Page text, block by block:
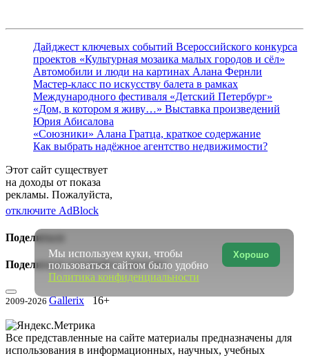
Дайджест ключевых событий Всероссийского конкурса
проектов «Культурная мозаика малых городов и сёл»
Автомобили и люди на картинах Алана Фернли
Мастер-класс по искусству балета в рамках
Международного фестиваля «Детский Петербург»
«Дом, в котором я живу…» Выставка произведений
Юрия Абисалова
«Союзники» Алана Гратца, краткое содержание
Как выбрать надёжное агентство недвижимости?
Этот сайт существует
на доходы от показа
рекламы. Пожалуйста,
отключите AdBlock
Поделиться
Поделиться ссылкой в соцсетях:
2009-2026 Gallerix 16+
Все представленные на сайте материалы предназначены для
использования в информационных, научных, учебных
Хорошо
Мы используем куки, чтобы
пользоваться сайтом было удобно
Политика конфиденциальности